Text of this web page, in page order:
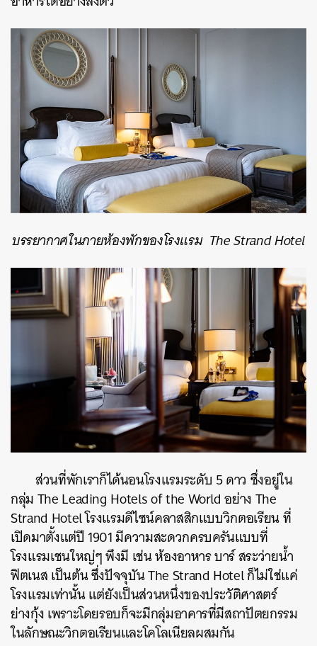
บรรยากาศในภายห้องพักของโรงแรม The Strand Hotel
ส่วนที่พักเราก็ได้นอนโรงแรมระดับ 5 ดาว ซึ่งอยู่ใน
กลุ่มThe Leading Hotels of the World อย่าง The
Strand Hotel โรงแรมดีไซน์คลาสสิกแบบวิกตอเรียน ที่
เปิดมาตั้งแต่ปี 1901 มีความสะดวกครบครันแบบที่
โรงแรมเชนใหญ่ๆ พึงมี เช่น ห้องอาหาร บาร์ สระว่ายน้ำ
ฟิตเนส เป็นต้น ซึ่งปัจจุบัน The Strand Hotel ก็ไม่ใช่แค่
โรงแรมเท่านั้น แต่ยังเป็นส่วนหนึ่งของประวัติศาสตร์
ย่างกุ้ง เพราะโดยรอบก็จะมีกลุ่มอาคารที่มีสถาปัตยกรรม
ในลักษณะวิกตอเรียนและโคโลเนียลผสมกัน